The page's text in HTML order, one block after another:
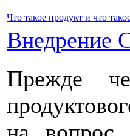
Что такое продукт и что
Внедрение
Прежде